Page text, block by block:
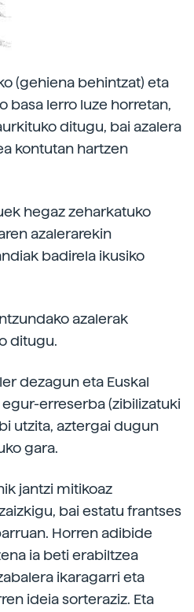
(gehiena behintzat) eta
basa lerro luze horretan,
ditugu, bai azalera
kontutan hartzen
hegaz zeharkatuko
azalerarekin
badirela ikusiko
azalerak
ditugu.
dezagun eta Euskal
erreserba (zibilizatuki
utzita, aztergai dugun
gara.
jantzi mitikoaz
bai estatu frantses
Horren adibide
ia beti erabiltzea
ikaragarri eta
ideia sorteraziz. Eta